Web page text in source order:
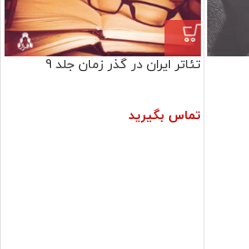
تئاتر ایران در گذر زمان جلد 9
تماس بگیرید